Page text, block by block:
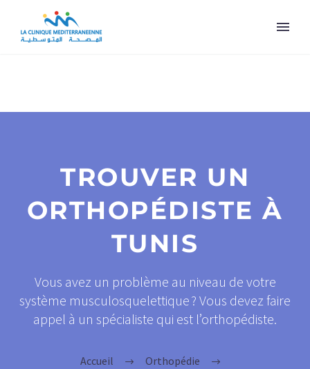
TROUVER UN
ORTHOPÉDISTE À
TUNIS
Vous avez un problème au niveau de votre
système musculosquelettique ? Vous devez faire
appel à un spécialiste qui est l’orthopédiste.
Accueil
Orthopédie